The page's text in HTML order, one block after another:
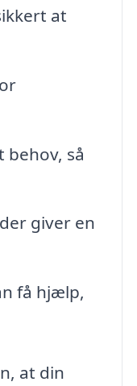
at
så
giver en
få hjælp,
at din